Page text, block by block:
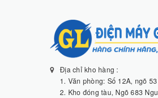
Địa chỉ kho hàng :
1. Văn phòng: Số 12A, ngõ
2. Kho đóng tàu, Ngõ 683